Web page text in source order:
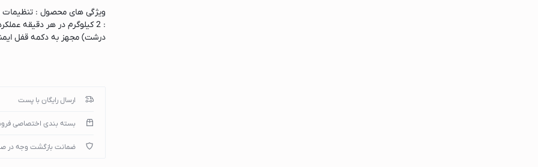
درشت) مجهز به دکمه قفل
ارسال رایگان با پست
بسته بندی اختصاصی
ضمانت بازگشت وجه در